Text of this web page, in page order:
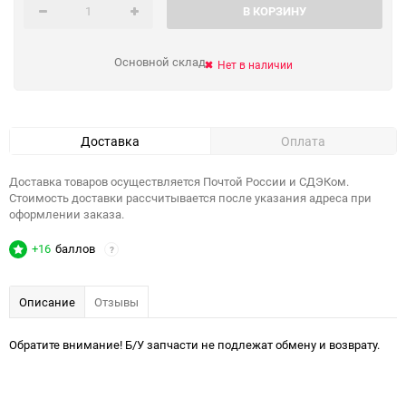
В КОРЗИНУ
Основной склад Нет в наличии
Доставка Оплата
Доставка товаров осуществляется Почтой России и СДЭКом.
Стоимость доставки рассчитывается после указания адреса при
оформлении заказа.
+16 баллов ?
Описание Отзывы
Обратите внимание! Б/У запчасти не подлежат обмену и возврату.